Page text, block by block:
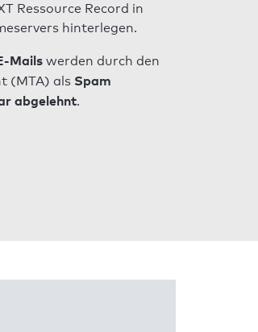
Ressource Record in
hinterlegen.
Mails werden durch den
(MTA) als Spam
abgelehnt.